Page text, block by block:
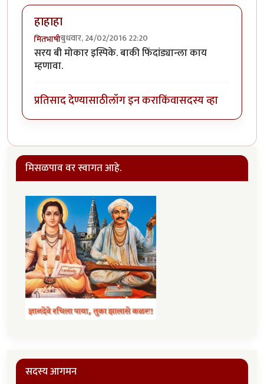
हाहाहा
मितभाषीबुधवार, 24/02/2016 22:20
सरय बी मोकार इस्पिके. बाकी फिंदांड्यान्ला काय
म्हणावा.
प्रतिसाद देण्यासाठीलॉग इन कराकिंवासदस्य व्हा
मिसळपाव वर स्वागत आहे.
सदस्य आगमन